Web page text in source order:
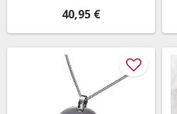
40,95 €